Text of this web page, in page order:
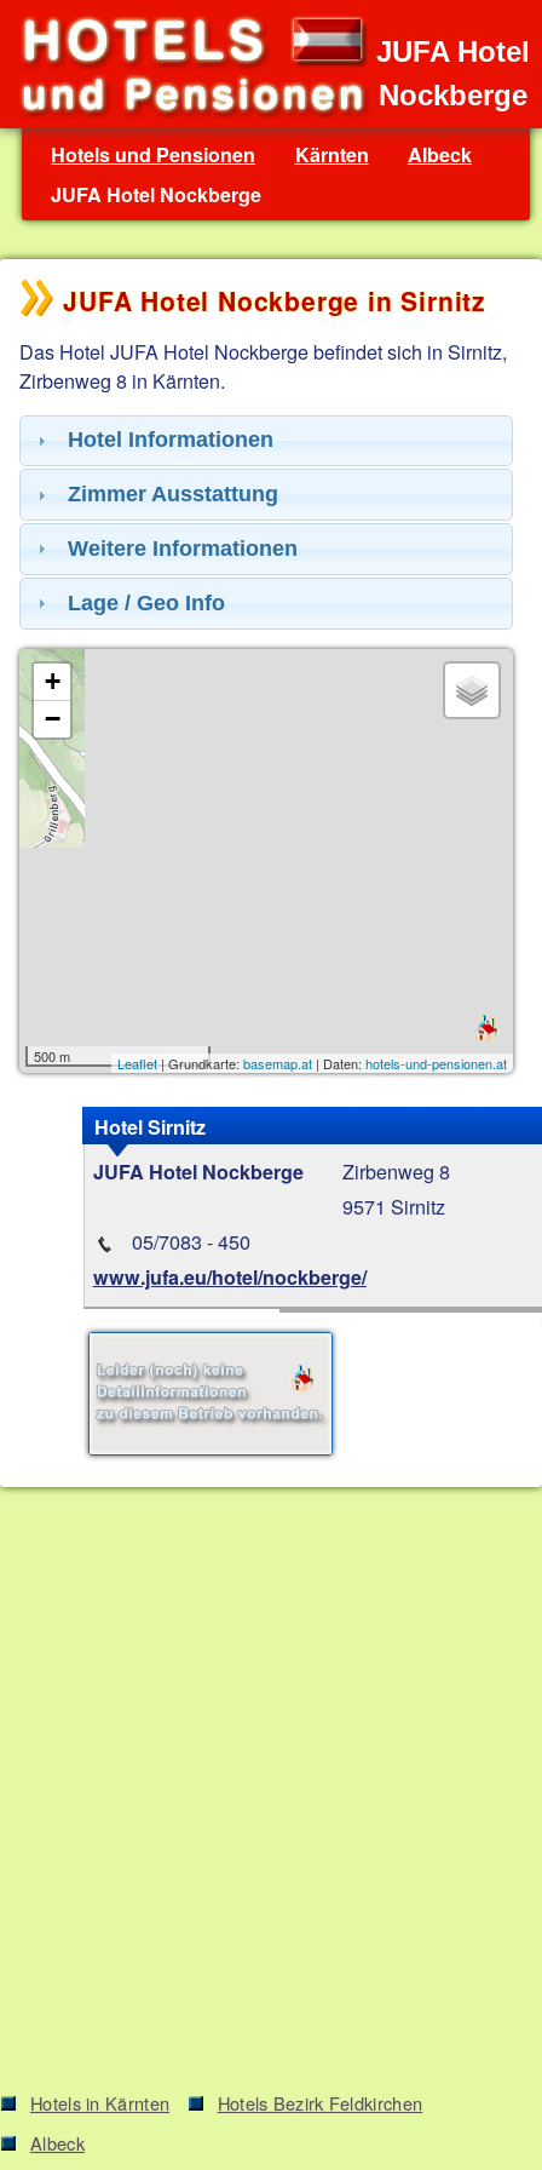
JUFA Hotel
Nockberge
Hotels und Pensionen Kärnten
Albeck
JUFA Hotel Nockberge
JUFA Hotel Nockberge in Sirnitz
Das Hotel JUFA Hotel Nockberge befindet sich in Sirnitz,
Zirbenweg 8 in Kärnten.
Hotel Informationen
Zimmer Ausstattung
Weitere Informationen
Lage / Geo Info
+
−
500 m Leaflet| Grundkarte: basemap.at| Daten: hotels-und-pensionen.at
Hotel Sirnitz
JUFA Hotel Nockberge
Zirbenweg 8
9571 Sirnitz
05/7083 - 450
www.jufa.eu/hotel/nockberge/
Hotels in Kärnten
Hotels Bezirk Feldkirchen
Albeck